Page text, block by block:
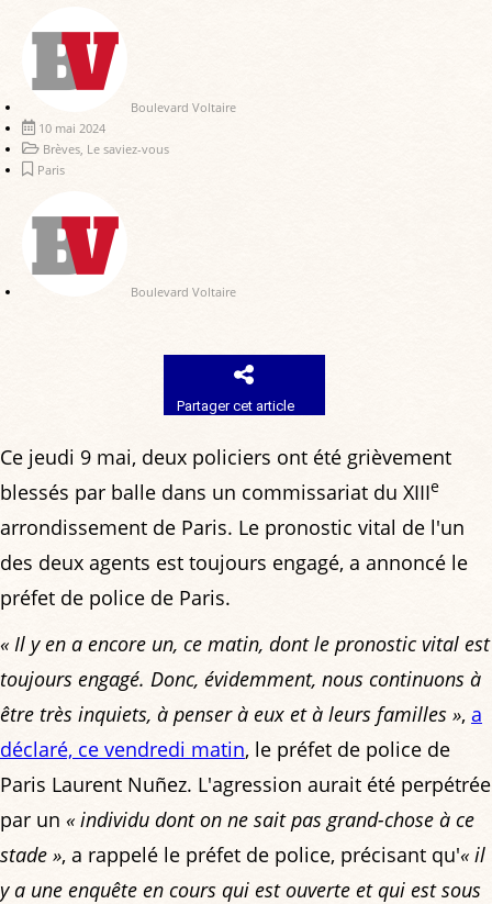
Boulevard Voltaire
10 mai 2024
Brèves Le saviez-vous
Paris
Boulevard Voltaire
Partager cet article
Ce jeudi 9 mai, deux policiers ont été grièvement
blessés par balle dans un commissariat du XIIIe
arrondissement de Paris. Le pronostic vital de l'un
des deux agents est toujours engagé, a annoncé le
préfet de police de Paris.
« Il y en a encore un, ce matin, dont le pronostic vital est
toujours engagé. Donc, évidemment, nous continuons à
être très inquiets, à penser à eux et à leurs familles », a
déclaré, ce vendredi matin, le préfet de police de
Paris Laurent Nuñez. L'agression aurait été perpétrée
par un « individu dont on ne sait pas grand-chose à ce
stade », a rappelé le préfet de police, précisant qu'« il
y a une enquête en cours qui est ouverte et qui est sous